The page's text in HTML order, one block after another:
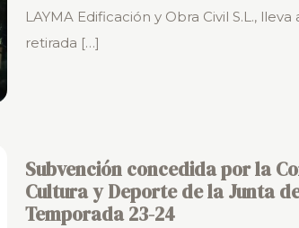
LAYMA Edificación y Obra Civil S.L.,
retirada […]
Subvención concedida por la
Cultura y Deporte de la Junta
Temporada 23-24